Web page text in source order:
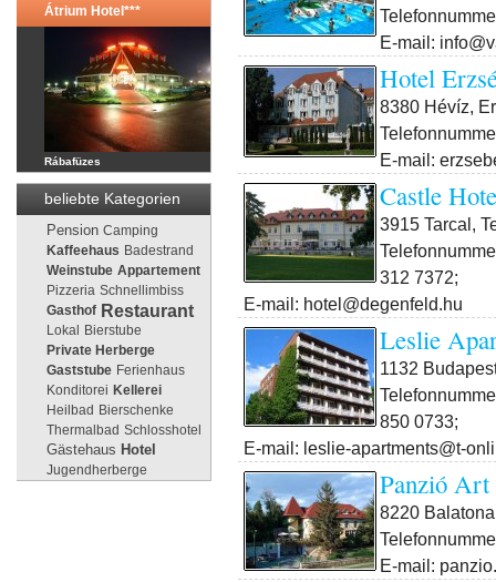
Átrium Hotel***
Rábafüzes
beliebte Kategorien
Pension Camping
Kaffeehaus Badestrand
Weinstube Appartement
Pizzeria Schnellimbiss
Gasthof Restaurant
Lokal
Bierstube
Private Herberge
Gaststube Ferienhaus
Konditorei Kellerei
Heilbad Bierschenke
Thermalbad Schlosshotel
Gästehaus Hotel
Jugendherberge
E-mail:
Hotel
8380 Hévíz,
E-mail:
Castle
3915 Tarcal,
312 7372;
E-mail: hotel@degenfeld.hu
Leslie
1132
850 0733;
E-mail: leslie-apartments@t-
Panzió Art
8220
E-mail: